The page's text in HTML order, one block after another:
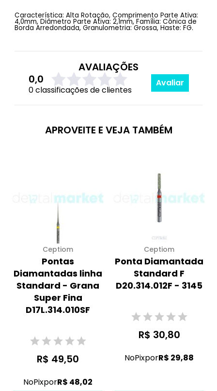
Característica: Alta Rotação, Comprimento Parte Ativa:
4,0mm, Diâmetro Parte Ativa: 2,1mm, Família: Cônica de
Borda Arredondada, Granulometria: Grossa, Haste: FG.
AVALIAÇÕES
0,0
0 classificações de clientes
Avaliar
APROVEITE E VEJA TAMBÉM
Ceptiom
Pontas
Diamantadas linha
Standard - Grana
Super Fina
D17L.314.010SF
R$ 49,50
NoPixporR$ 48,02
Ceptiom
Ponta Diamantada
Standard F
D20.314.012F - 3145
R$ 30,80
NoPixporR$ 29,88